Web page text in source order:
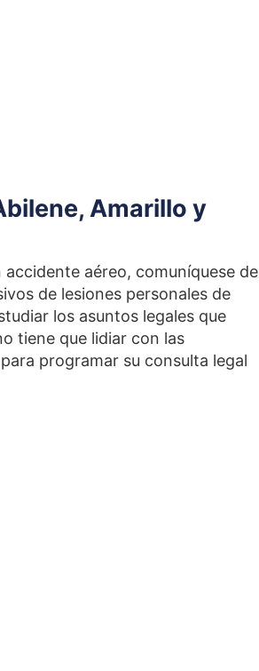
Amarillo y
aéreo, comuníquese de
de lesiones personales de
los asuntos legales que
tiene que lidiar con las
para programar su consulta legal